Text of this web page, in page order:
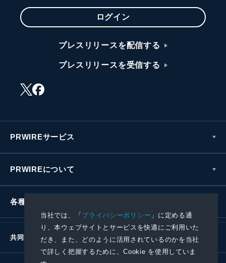
当社では、「プライバシーポリシー 」に定める通
り、本ウェブサイトとサービスを快適にご利用いた
だき、また、どのように活用されているのかを当社
で詳しく把握するために、Cookie を使用していま
ログイン
プレスリリースを配信する
プレスリリースを受信する
PRWIREサービス
PRWIREについて
各種お問い合わせ
共同通信社グループ